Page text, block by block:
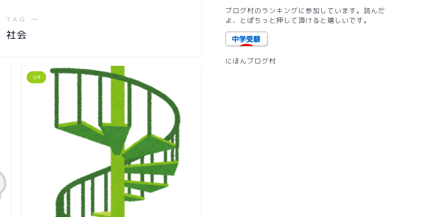
TAG ―
社会
小4
ブログ村のランキングに参加しています。読んだ
よ、とぽちっと押して頂けると嬉しいです。
にほんブログ村